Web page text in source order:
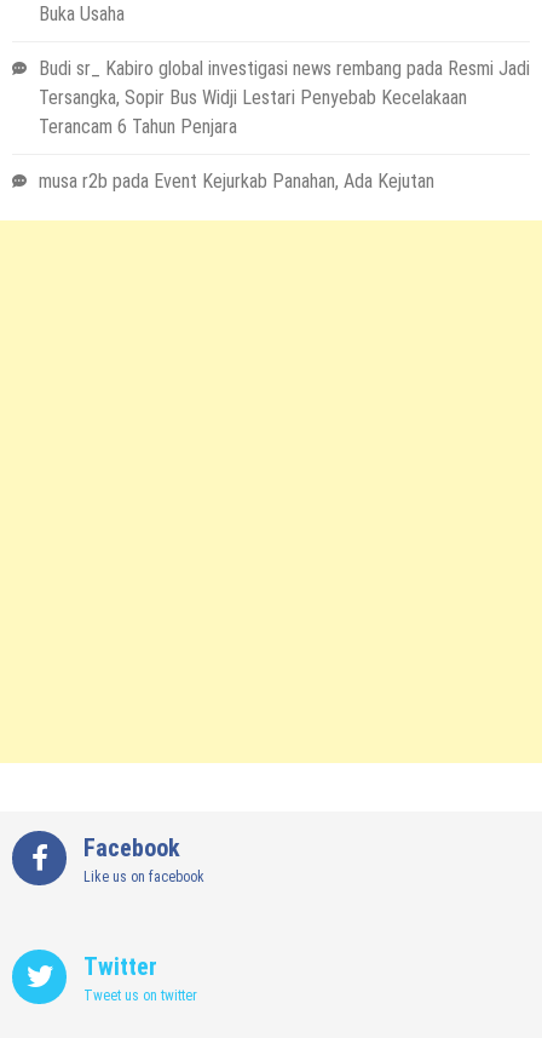
Buka Usaha
Budi sr_ Kabiro global investigasi news rembang pada Resmi Jadi
Tersangka, Sopir Bus Widji Lestari Penyebab Kecelakaan
Terancam 6 Tahun Penjara
musa r2b pada Event Kejurkab Panahan, Ada Kejutan
Facebook
Like us on facebook
Twitter
Tweet us on twitter